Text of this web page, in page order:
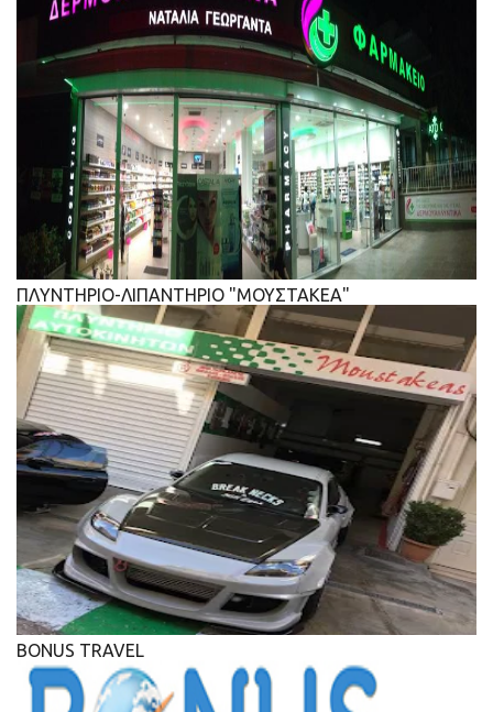
ΠΛΥΝΤΗΡΙΟ-ΛΙΠΑΝΤΗΡΙΟ "ΜΟΥΣΤΑΚΕΑ"
BONUS TRAVEL